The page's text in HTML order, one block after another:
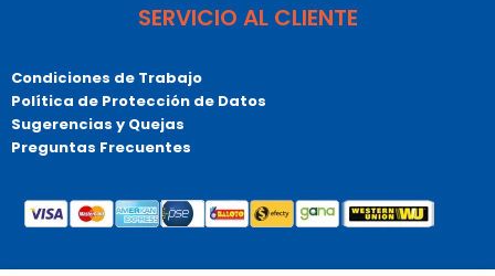
SERVICIO AL CLIENTE
Condiciones de Trabajo
Política de Protección de Datos
Sugerencias y Quejas
Preguntas Frecuentes